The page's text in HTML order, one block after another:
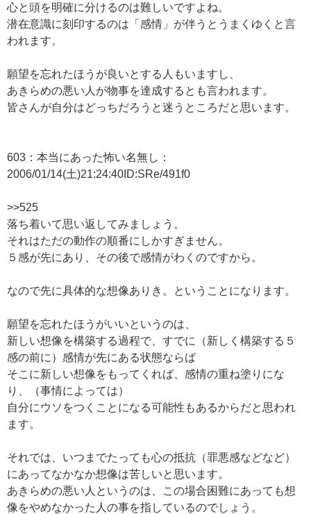
心と頭を明確に分けるのは難しいですよね。
潜在意識に刻印するのは「感情」が伴うとうまくゆくと言
われます。
願望を忘れたほうが良いとする人もいますし、
あきらめの悪い人が物事を達成するとも言われます。
皆さんが自分はどっちだろうと迷うところだと思います。
603：本当にあった怖い名無し：
2006/01/14(土)21:24:40ID:SRe/491f0
>>525
落ち着いて思い返してみましょう。
それはただの動作の順番にしかすぎません。
５感が先にあり、その後で感情がわくのですから。
なので先に具体的な想像ありき。ということになります。
願望を忘れたほうがいいというのは、
新しい想像を構築する過程で、すでに（新しく構築する５
感の前に）感情が先にある状態ならば
そこに新しい想像をもってくれば、感情の重ね塗りにな
り、（事情によっては）
自分にウソをつくことになる可能性もあるからだと思われ
ます。
それでは、いつまでたっても心の抵抗（罪悪感などなど）
にあってなかなか想像は苦しいと思います。
あきらめの悪い人というのは、この場合困難にあっても想
像をやめなかった人の事を指しているのでしょう。